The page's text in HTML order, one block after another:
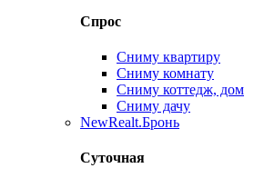
Спрос
Сниму квартиру
Сниму комнату
Сниму коттедж, дом
Сниму дачу
NewRealt.Бронь
Суточная